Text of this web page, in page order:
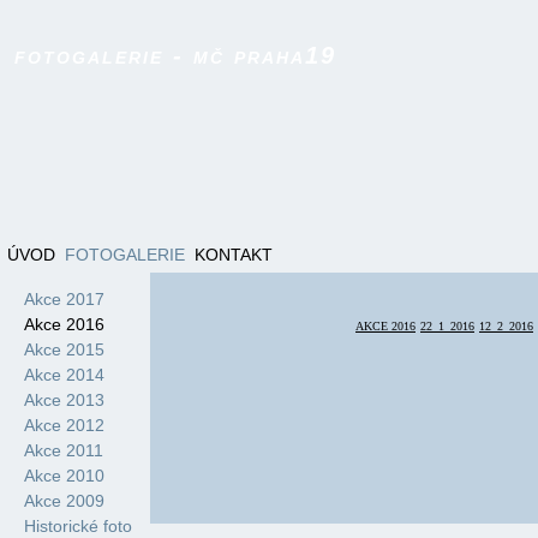
ÚVOD FOTOGALERIE KONTAKT
Akce 2017
Akce 2016
Akce 2015
Akce 2014
Akce 2013
Akce 2012
Akce 2011
Akce 2010
Akce 2009
Historické foto
AKCE 2016 22_1_2016 12_2_2016